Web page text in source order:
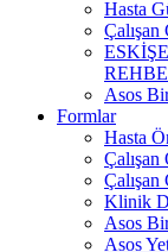
Hasta
Asos
Formlar
Hasta
Klinik
Asos
Asos